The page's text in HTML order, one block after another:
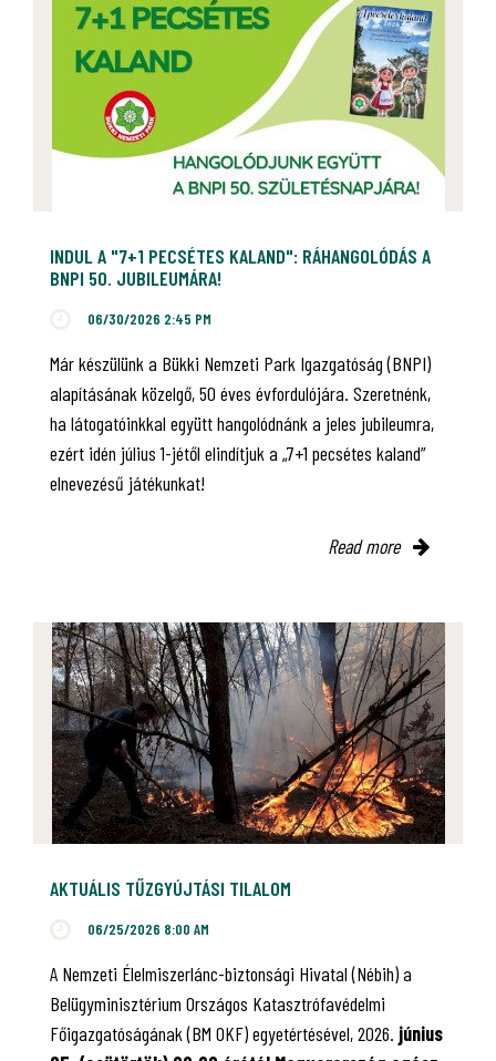
INDUL A "7+1 PECSÉTES KALAND": RÁHANGOLÓDÁS A
BNPI 50. JUBILEUMÁRA!
06/30/2026 2:45 PM
Már készülünk a Bükki Nemzeti Park Igazgatóság (BNPI)
alapításának közelgő, 50 éves évfordulójára. Szeretnénk,
ha látogatóinkkal együtt hangolódnánk a jeles jubileumra,
ezért idén július 1-jétől elindítjuk a „7+1 pecsétes kaland”
elnevezésű játékunkat!
Read more
AKTUÁLIS TŰZGYÚJTÁSI TILALOM
06/25/2026 8:00 AM
A Nemzeti Élelmiszerlánc-biztonsági Hivatal (Nébih) a
Belügyminisztérium Országos Katasztrófavédelmi
Főigazgatóságának (BM OKF) egyetértésével, 2026. június